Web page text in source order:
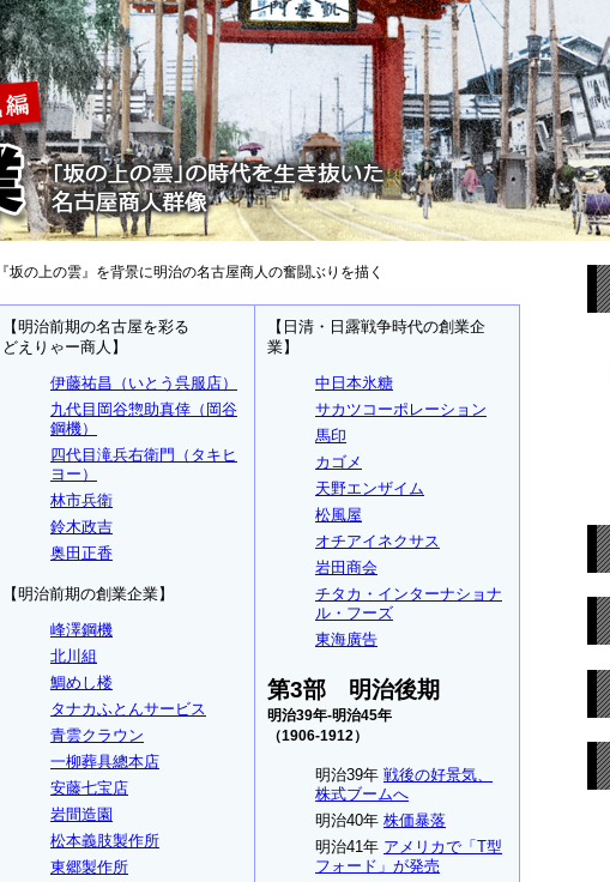
『坂の上の雲』を背景に明治の名古屋商人の奮闘ぶりを描く
【明治前期の名古屋を彩る
どえりゃー商人】
伊藤祐昌（いとう呉服店）
九代目岡谷惣助真倖（岡谷
鋼機）
四代目滝兵右衛門（タキヒ
ヨー）
林市兵衛
鈴木政吉
奥田正香
【明治前期の創業企業】
峰澤鋼機
北川組
鯛めし楼
タナカふとんサービス
青雲クラウン
一柳葬具總本店
安藤七宝店
岩間造園
松本義肢製作所
東郷製作所
【日清・日露戦争時代の創業企
業】
中日本氷糖
サカツコーポレーション
馬印
カゴメ
天野エンザイム
松風屋
オチアイネクサス
岩田商会
チタカ・インターナショナ
ル・フーズ
東海廣告
第3部 明治後期
明治39年-明治45年
（1906-1912）
明治39年 戦後の好景気、
株式ブームへ
明治40年 株価暴落
明治41年 アメリカで「T型
フォード」が発売